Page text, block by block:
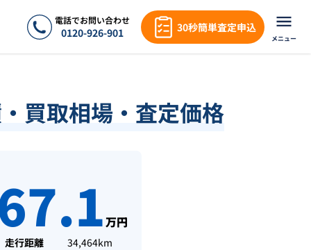
電話でお問い合わせ
0120-926-901 30秒簡単査定申込
メニュー
買取相場・査定価格
万円
走行距離
34,464km